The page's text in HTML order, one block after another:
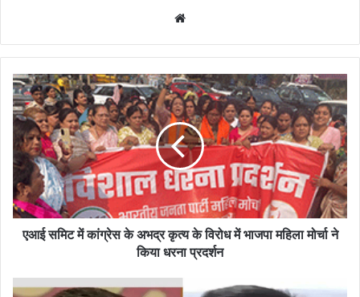
एआई समिट में कांग्रेस के अभद्र कृत्य के विरोध में भाजपा महिला मोर्चा ने
किया धरना प्रदर्शन